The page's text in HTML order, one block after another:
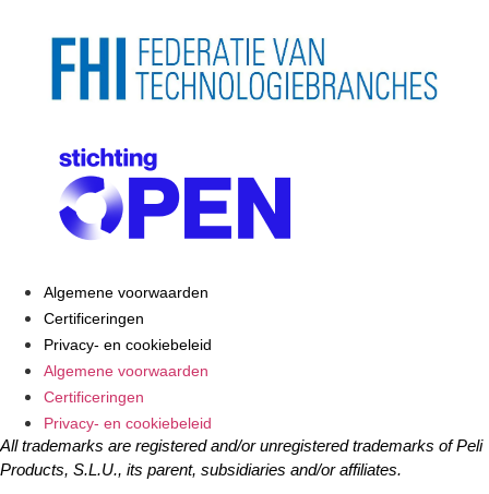
Algemene voorwaarden
Certificeringen
Privacy- en cookiebeleid
Algemene voorwaarden
Certificeringen
Privacy- en cookiebeleid
All trademarks are registered and/or unregistered trademarks of Peli
Products, S.L.U., its parent, subsidiaries and/or affiliates.